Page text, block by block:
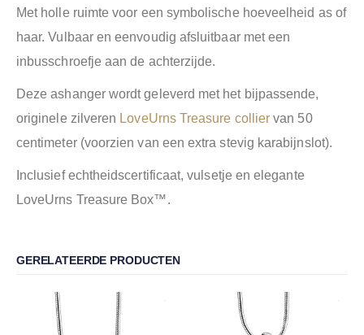
Met holle ruimte voor een symbolische hoeveelheid as of
haar. Vulbaar en eenvoudig afsluitbaar met een
inbusschroefje aan de achterzijde.
Deze ashanger wordt geleverd met het bijpassende,
originele zilveren LoveUrns Treasure collier van 50
centimeter (voorzien van een extra stevig karabijnslot).
Inclusief echtheidscertificaat, vulsetje en elegante
LoveUrns Treasure Box™.
GERELATEERDE PRODUCTEN